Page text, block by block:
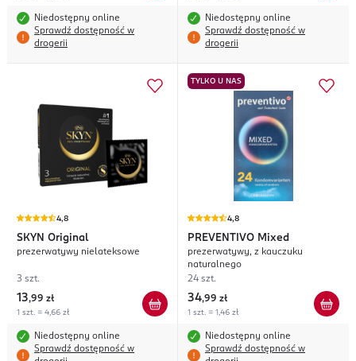
Niedostępny online
Sprawdź dostępność w
drogerii
Niedostępny online
Sprawdź dostępność w
drogerii
4,8
SKYN Original
prezerwatywy nielateksowe
3 szt.
13,99 zł
1 szt. = 4,66 zł
Niedostępny online
Sprawdź dostępność w
TYLKO U NAS
4,8
PREVENTIVO Mixed
prezerwatywy, z kauczuku
naturalnego
24 szt.
34,99 zł
1 szt. = 1,46 zł
Niedostępny online
Sprawdź dostępność w